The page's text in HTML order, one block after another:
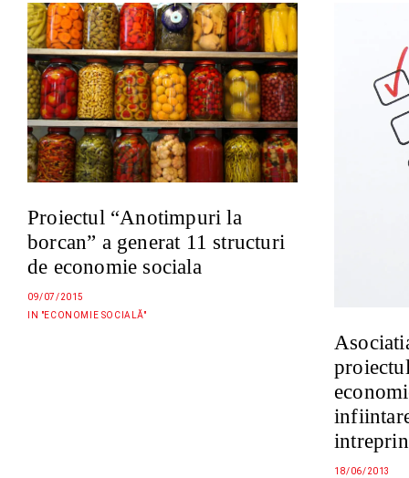
Proiectul “Anotimpuri la
borcan” a generat 11 structuri
de economie sociala
09/07/2015
IN "ECONOMIE SOCIALĂ"
18/06/2013